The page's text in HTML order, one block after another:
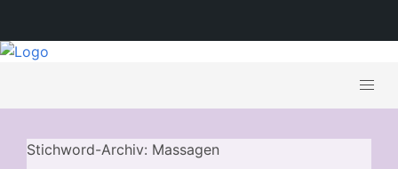
Stichword-Archiv: Massagen